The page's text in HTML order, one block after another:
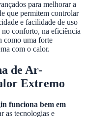
para melhorar a
que permitem controlar
e facilidade de uso
conforto, na eficiência
como uma forte
com o calor.
de Ar-
Extremo
funciona bem em
as tecnologias e